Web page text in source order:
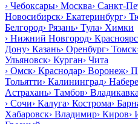
› Чебоксары› Москва› Санкт-
Новосибирск› Екатеринбург›
Белгород› Рязань› Тула› Химки
› Нижний Новгород›
Дону› Казань› Оренбург› Томск
Ульяновск› Курган› Чита
› Омск› Краснодар› Воронеж›
Тольятти› Калининград›
Астрахань› Тамбов›
› Сочи› Калуга› Кострома›
Хабаровск› Владимир› Киров›